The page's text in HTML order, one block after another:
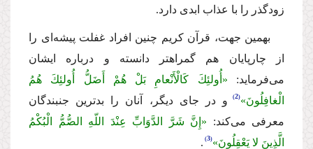
زودگذر را با عذاب ابدى دارد.
بهمین جهت، قرآن كریم چنین افراد غفلت پیشه‌اى را
از چارپایان هم گمراهتر دانسته و درباره ایشان
مى‌فرماید: «أُولئِكَ كَالْأَنْعامِ بَلْ هُمْ أَضَلُّ أُولئِكَ هُمُ
الْغافِلُونَ» 2
و در جاى دیگر، آنان را بدترین جنبندگان
معرفى مى‌كند: «إِنَّ شَرَّ الدَّوَابِّ عِنْدَ اللّهِ الصُّمُّ الْبُكْمُ
الَّذِینَ لا یَعْقِلُونَ» 3
.